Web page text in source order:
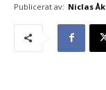
Publicerat av: Niclas